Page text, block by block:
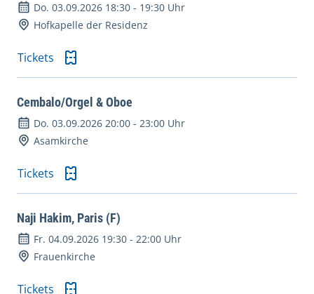
Do. 03.09.2026 18:30 - 19:30 Uhr
Hofkapelle der Residenz
Tickets
Cembalo/Orgel & Oboe
Do. 03.09.2026 20:00 - 23:00 Uhr
Asamkirche
Tickets
Naji Hakim, Paris (F)
Fr. 04.09.2026 19:30 - 22:00 Uhr
Frauenkirche
Tickets